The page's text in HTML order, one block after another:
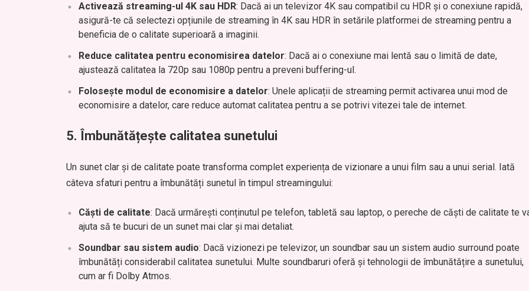
Activează streaming-ul 4K sau HDR: Dacă ai un televizor 4K sau compatibil cu HDR și o conexiune rapidă,
asigură-te că selectezi opțiunile de streaming în 4K sau HDR în setările platformei de streaming pentru a
beneficia de o calitate superioară a imaginii.
Reduce calitatea pentru economisirea datelor: Dacă ai o conexiune mai lentă sau o limită de date,
ajustează calitatea la 720p sau 1080p pentru a preveni buffering-ul.
Folosește modul de economisire a datelor: Unele aplicații de streaming permit activarea unui mod de
economisire a datelor, care reduce automat calitatea pentru a se potrivi vitezei tale de internet.
5. Îmbunătățește calitatea sunetului
Un sunet clar și de calitate poate transforma complet experiența de vizionare a unui film sau a unui serial. Iată
câteva sfaturi pentru a îmbunătăți sunetul în timpul streamingului:
Căști de calitate: Dacă urmărești conținutul pe telefon, tabletă sau laptop, o pereche de căști de calitate te
ajuta să te bucuri de un sunet mai clar și mai detaliat.
Soundbar sau sistem audio: Dacă vizionezi pe televizor, un soundbar sau un sistem audio surround poate
îmbunătăți considerabil calitatea sunetului. Multe soundbaruri oferă și tehnologii de îmbunătățire a sunetului,
cum ar fi Dolby Atmos.